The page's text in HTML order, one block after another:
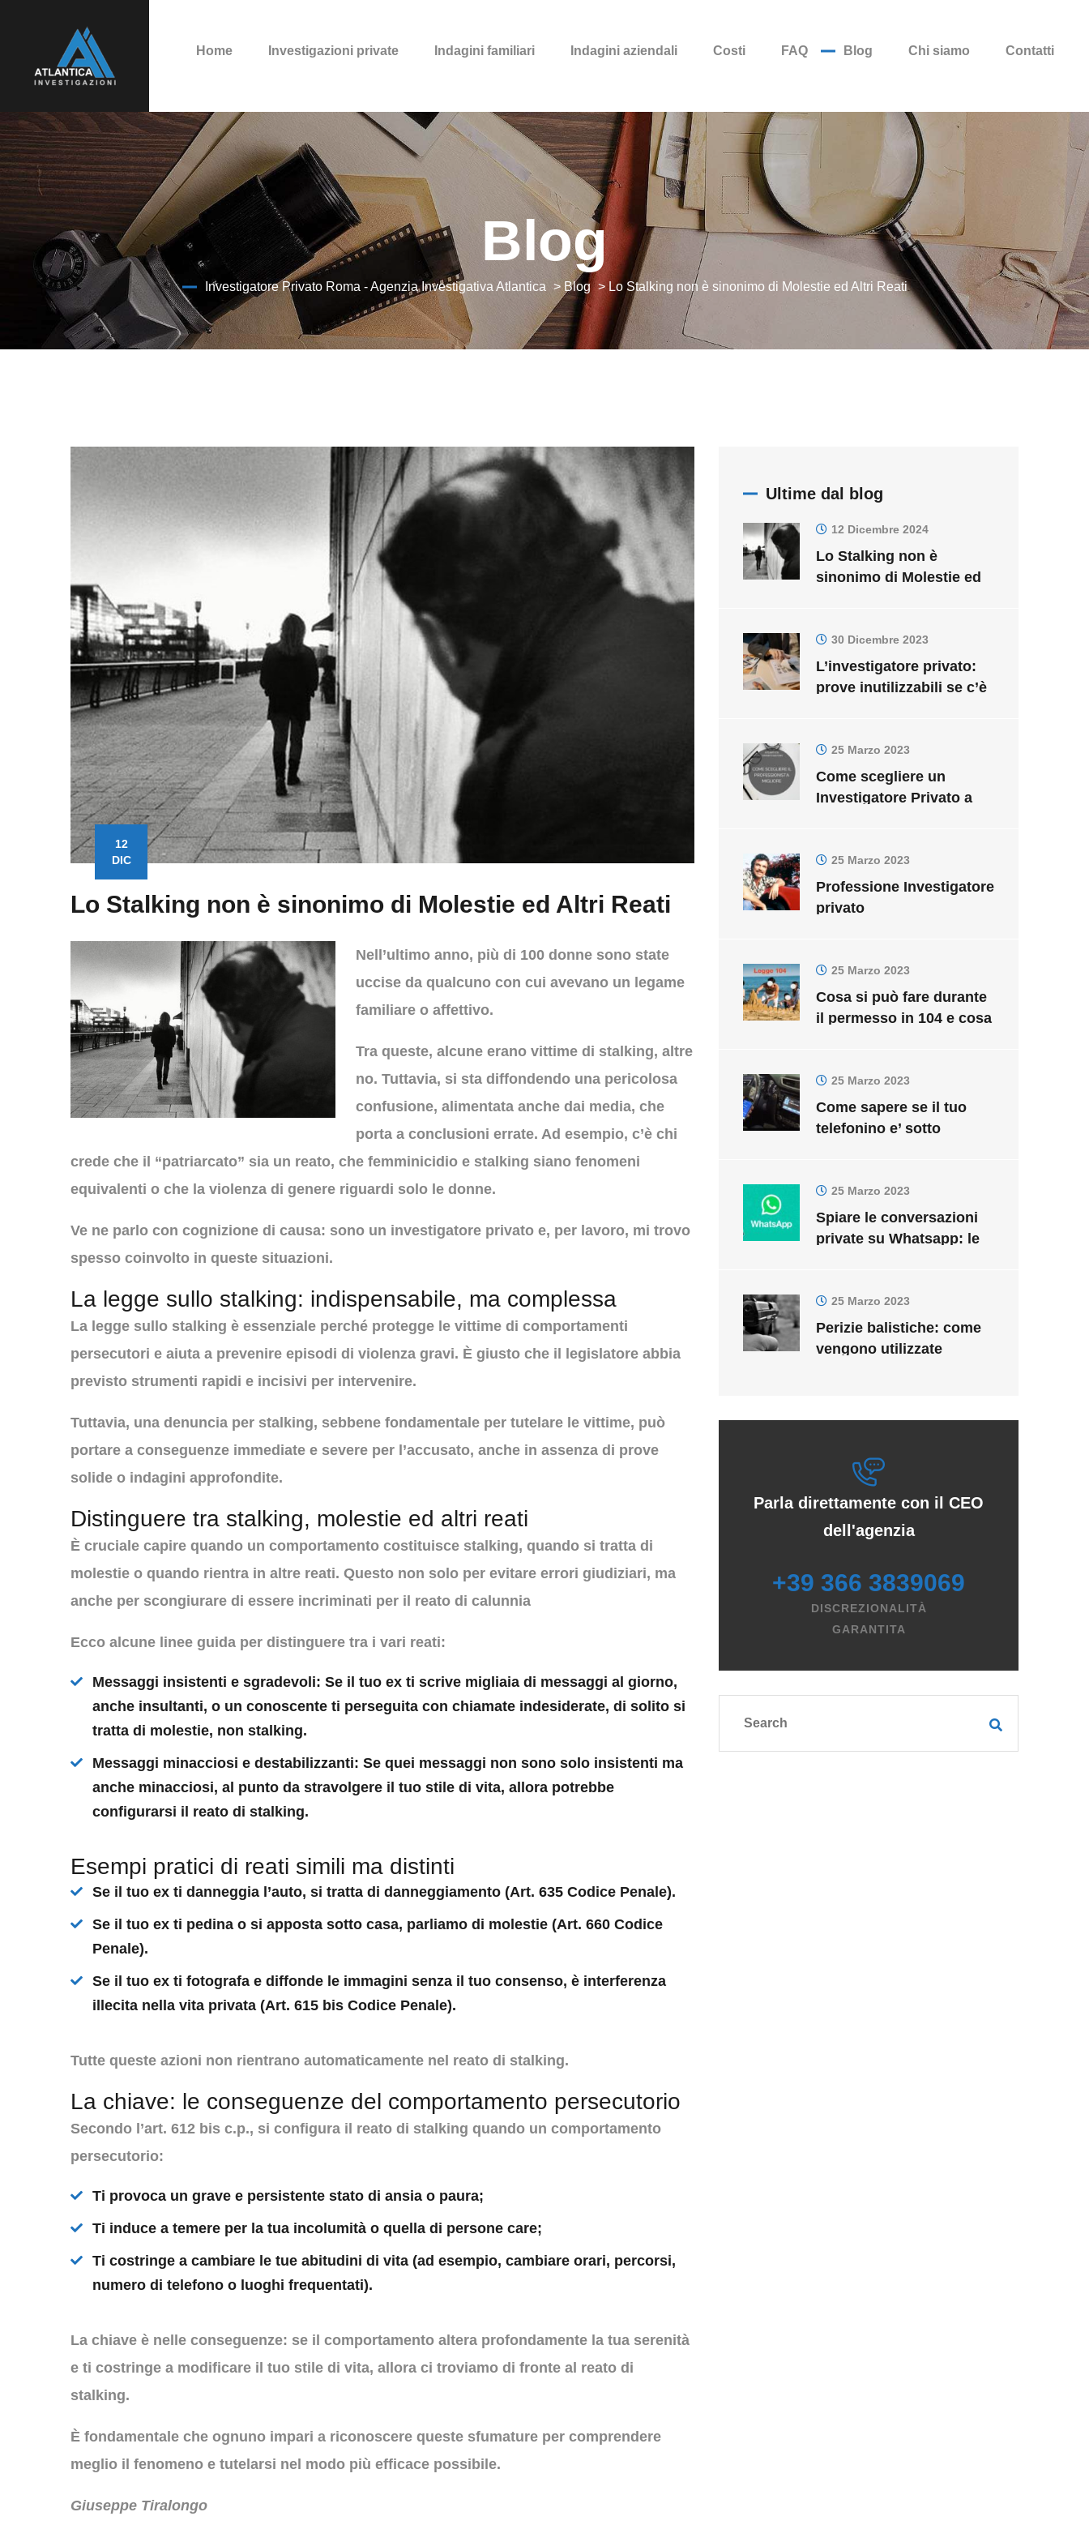
Home Investigazioni private Indagini familiari Indagini aziendali Costi FAQ Blog Chi siamo Contatti
Blog
Investigatore Privato Roma - Agenzia Investigativa Atlantica > Blog > Lo Stalking non è sinonimo di Molestie ed Altri Reati
12
DIC
Lo Stalking non è sinonimo di Molestie ed Altri Reati
Nell’ultimo anno, più di 100 donne sono state
uccise da qualcuno con cui avevano un legame
familiare o affettivo.
Tra queste, alcune erano vittime di stalking, altre
no. Tuttavia, si sta diffondendo una pericolosa
confusione, alimentata anche dai media, che
porta a conclusioni errate. Ad esempio, c’è chi
crede che il “patriarcato” sia un reato, che femminicidio e stalking siano fenomeni
equivalenti o che la violenza di genere riguardi solo le donne.
Ve ne parlo con cognizione di causa: sono un investigatore privato e, per lavoro, mi trovo
spesso coinvolto in queste situazioni.
La legge sullo stalking: indispensabile, ma complessa
La legge sullo stalking è essenziale perché protegge le vittime di comportamenti
persecutori e aiuta a prevenire episodi di violenza gravi. È giusto che il legislatore abbia
previsto strumenti rapidi e incisivi per intervenire.
Tuttavia, una denuncia per stalking, sebbene fondamentale per tutelare le vittime, può
portare a conseguenze immediate e severe per l’accusato, anche in assenza di prove
solide o indagini approfondite.
Distinguere tra stalking, molestie ed altri reati
È cruciale capire quando un comportamento costituisce stalking, quando si tratta di
molestie o quando rientra in altre reati. Questo non solo per evitare errori giudiziari, ma
anche per scongiurare di essere incriminati per il reato di calunnia
Ecco alcune linee guida per distinguere tra i vari reati:
Messaggi insistenti e sgradevoli: Se il tuo ex ti scrive migliaia di messaggi al giorno,
anche insultanti, o un conoscente ti perseguita con chiamate indesiderate, di solito si
tratta di molestie, non stalking.
Messaggi minacciosi e destabilizzanti: Se quei messaggi non sono solo insistenti ma
anche minacciosi, al punto da stravolgere il tuo stile di vita, allora potrebbe
configurarsi il reato di stalking.
Esempi pratici di reati simili ma distinti
Se il tuo ex ti danneggia l’auto, si tratta di danneggiamento (Art. 635 Codice Penale).
Se il tuo ex ti pedina o si apposta sotto casa, parliamo di molestie (Art. 660 Codice
Penale).
Se il tuo ex ti fotografa e diffonde le immagini senza il tuo consenso, è interferenza
illecita nella vita privata (Art. 615 bis Codice Penale).
Tutte queste azioni non rientrano automaticamente nel reato di stalking.
La chiave: le conseguenze del comportamento persecutorio
Secondo l’art. 612 bis c.p., si configura il reato di stalking quando un comportamento
persecutorio:
Ti provoca un grave e persistente stato di ansia o paura;
Ti induce a temere per la tua incolumità o quella di persone care;
Ti costringe a cambiare le tue abitudini di vita (ad esempio, cambiare orari, percorsi,
numero di telefono o luoghi frequentati).
La chiave è nelle conseguenze: se il comportamento altera profondamente la tua serenità
e ti costringe a modificare il tuo stile di vita, allora ci troviamo di fronte al reato di
stalking.
È fondamentale che ognuno impari a riconoscere queste sfumature per comprendere
meglio il fenomeno e tutelarsi nel modo più efficace possibile.
Giuseppe Tiralongo
Ultime dal blog
12 Dicembre 2024
Lo Stalking non è
sinonimo di Molestie ed
30 Dicembre 2023
L’investigatore privato:
prove inutilizzabili se c’è
25 Marzo 2023
Come scegliere un
Investigatore Privato a
25 Marzo 2023
Professione Investigatore
privato
25 Marzo 2023
Cosa si può fare durante
il permesso in 104 e cosa
25 Marzo 2023
Come sapere se il tuo
telefonino e’ sotto
25 Marzo 2023
Spiare le conversazioni
private su Whatsapp: le
25 Marzo 2023
Perizie balistiche: come
vengono utilizzate
Parla direttamente con il CEO
dell'agenzia
+39 366 3839069
DISCREZIONALITÀ
GARANTITA